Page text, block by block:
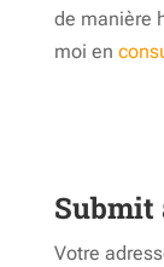
de manière
moi en
Submit
Votre